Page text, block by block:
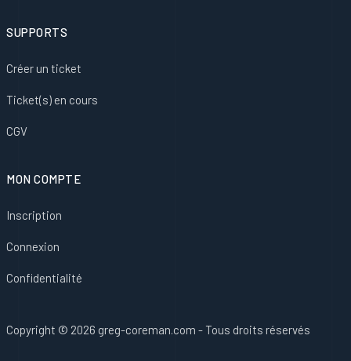
SUPPORTS
Créer un ticket
Ticket(s) en cours
CGV
MON COMPTE
Inscription
Connexion
Confidentialité
Copyright © 2026 greg-coreman.com - Tous droits réservés